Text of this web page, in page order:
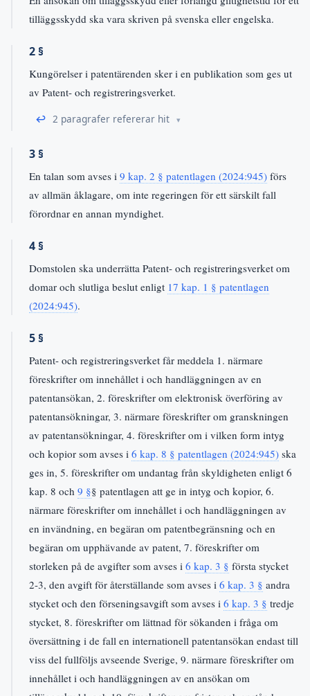
tilläggsskydd ska vara skriven på svenska eller engelska.
2 §
Kungörelser i patentärenden sker i en publikation som ges ut
av Patent- och registreringsverket.
↩ 2 paragrafer refererar hit
3 §
En talan som avses i 9 kap. 2 § patentlagen (2024:945) förs
av allmän åklagare, om inte regeringen för ett särskilt fall
förordnar en annan myndighet.
4 §
Domstolen ska underrätta Patent- och registreringsverket om
domar och slutliga beslut enligt 17 kap. 1 § patentlagen
(2024:945).
5 §
Patent- och registreringsverket får meddela 1. närmare
föreskrifter om innehållet i och handläggningen av en
patentansökan, 2. föreskrifter om elektronisk överföring av
patentansökningar, 3. närmare föreskrifter om granskningen
av patentansökningar, 4. föreskrifter om i vilken form intyg
och kopior som avses i 6 kap. 8 § patentlagen (2024:945) ska
ges in, 5. föreskrifter om undantag från skyldigheten enligt 6
kap. 8 och 9 §§ patentlagen att ge in intyg och kopior, 6.
närmare föreskrifter om innehållet i och handläggningen av
en invändning, en begäran om patentbegränsning och en
begäran om upphävande av patent, 7. föreskrifter om
storleken på de avgifter som avses i 6 kap. 3 § första stycket
2-3, den avgift för återställande som avses i 6 kap. 3 § andra
stycket och den förseningsavgift som avses i 6 kap. 3 § tredje
stycket, 8. föreskrifter om lättnad för sökanden i fråga om
översättning i de fall en internationell patentansökan endast till
viss del fullföljs avseende Sverige, 9. närmare föreskrifter om
innehållet i och handläggningen av en ansökan om